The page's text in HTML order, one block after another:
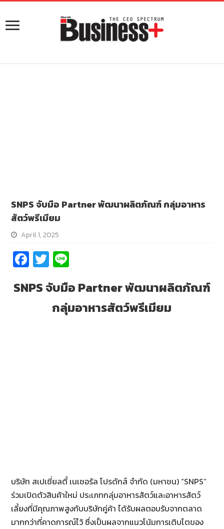
SNPS จับมือ Partner พัฒนาผลิตภัณฑ์ กลุ่มอาหาร
สัตว์พรีเมียม
April 1, 2025
Fa
ce
b
T
wi
tt
er
e
SNPS จับมือ Partner พัฒนาผลิตภัณฑ์
กลุ่มอาหารสัตว์พรีเมียม
บริษัท สเปเชี่ยลตี้ เนเชอรัล โปรดักส์ จำกัด (มหาชน) “SNPS”
ร่วมเปิดตัวสินค้าใหม่ ประเภทกลุ่มอาหารสัตว์และอาหารสัตว์
เลี้ยงที่มีคุณภาพสูงกับบริษัทคู่ค้า ได้รับผลตอบรับจากตลาด
มากกว่าที่คาดการณ์ไว้ ซึ่งเป็นผลจากแนวโน้มการเติบโตของ